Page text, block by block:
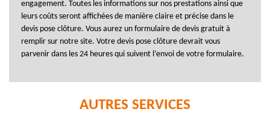
engagement. Toutes les informations sur nos prestations ainsi que
leurs coûts seront affichées de manière claire et précise dans le
devis pose clôture. Vous aurez un formulaire de devis gratuit à
remplir sur notre site. Votre devis pose clôture devrait vous
parvenir dans les 24 heures qui suivent l’envoi de votre formulaire.
AUTRES SERVICES